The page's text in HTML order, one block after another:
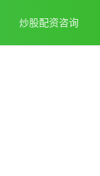
炒股配资咨询